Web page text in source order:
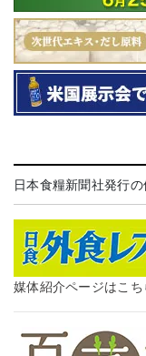
日本食糧新聞社発行
媒体紹介ページはこち